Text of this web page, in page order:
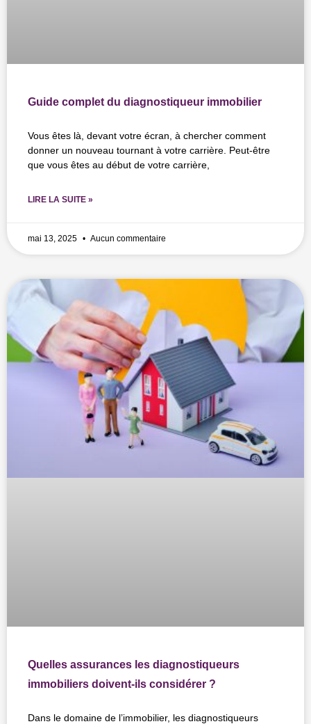
Guide complet du diagnostiqueur immobilier
Vous êtes là, devant votre écran, à chercher comment
donner un nouveau tournant à votre carrière. Peut-être
que vous êtes au début de votre carrière,
LIRE LA SUITE »
mai 13, 2025 Aucun commentaire
Quelles assurances les diagnostiqueurs
immobiliers doivent-ils considérer ?
Dans le domaine de l’immobilier, les diagnostiqueurs